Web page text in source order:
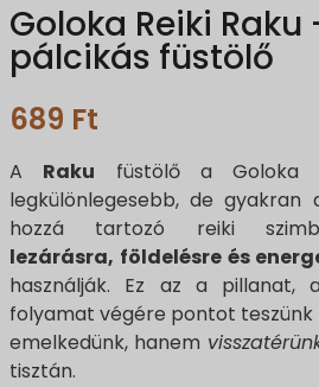
Goloka Reiki Raku
pálcikás füstölő
689 Ft
A Raku füstölő a Goloka
legkülönlegesebb, de gyakran
hozzá tartozó reiki
lezárásra, földelésre és
használják. Ez az a pillanat,
folyamat végére pontot
emelkedünk, hanem
tisztán.